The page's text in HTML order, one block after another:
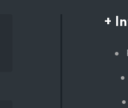
+